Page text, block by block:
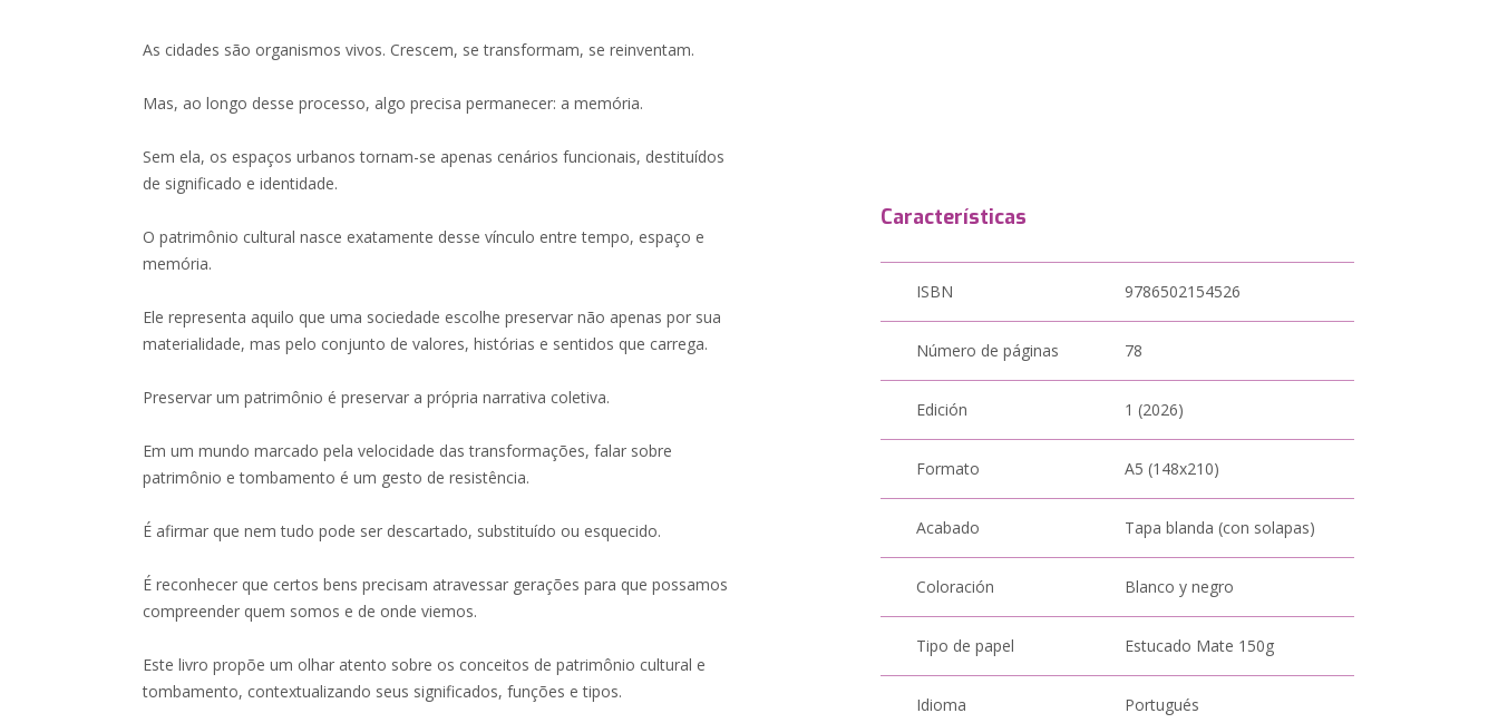
As cidades são organismos vivos. Crescem, se transformam, se reinventam.
Mas, ao longo desse processo, algo precisa permanecer: a memória.
Sem ela, os espaços urbanos tornam-se apenas cenários funcionais, destituídos
de significado e identidade.
O patrimônio cultural nasce exatamente desse vínculo entre tempo, espaço e
memória.
Ele representa aquilo que uma sociedade escolhe preservar não apenas por sua
materialidade, mas pelo conjunto de valores, histórias e sentidos que carrega.
Preservar um patrimônio é preservar a própria narrativa coletiva.
Em um mundo marcado pela velocidade das transformações, falar sobre
patrimônio e tombamento é um gesto de resistência.
É afirmar que nem tudo pode ser descartado, substituído ou esquecido.
É reconhecer que certos bens precisam atravessar gerações para que possamos
compreender quem somos e de onde viemos.
Este livro propõe um olhar atento sobre os conceitos de patrimônio cultural e
tombamento, contextualizando seus significados, funções e tipos.
Características
ISBN 9786502154526
Número de páginas 78
Edición 1 (2026)
Formato A5 (148x210)
Acabado Tapa blanda (con solapas)
Coloración Blanco y negro
Tipo de papel Estucado Mate 150g
Idioma Portugués